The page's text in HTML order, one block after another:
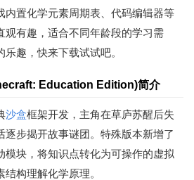
内置化学元素周期表、代码编辑器等
观有趣，适合不同年龄段的学习需
趣，快来下载试试吧。
Education Edition)简介
沙盒框架开发，主角在草庐苏醒后失
逐步揭开故事谜团。特殊版本新增了
模块，将知识点转化为可操作的虚拟
构理解化学原理。